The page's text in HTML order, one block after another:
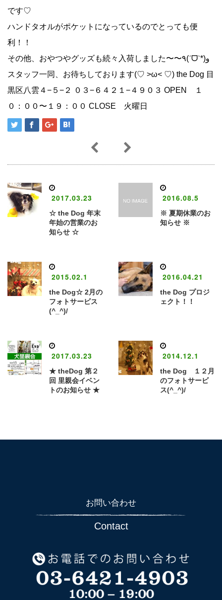
です♡
ハンドタオルがポケットになっているのでとっても便
利！！
その他、おやつやグッズも続々入荷しました〜〜٩(ˊᗜˋ*)و
スタッフ一同、お待ちしております(♡ >ω< ♡) the Dog 目
黒区八雲４−５−２ ０３−６４２１−４９０３ OPEN １
０：００〜１９：００ CLOSE 火曜日
2017.03.23
☆ the Dog 年末
年始の営業のお
知らせ ☆
2016.08.5
※ 夏期休業のお
知らせ ※
2015.02.1
the Dog☆ 2月の
フォトサービス
(^_^)/
2016.04.21
the Dog プロジ
ェクト！！
2017.03.23
★ theDog 第２
回 里親会イベン
トのお知らせ ★
2014.12.1
the Dog １２月
のフォトサービ
ス(^_^)/
お問い合わせ
Contact